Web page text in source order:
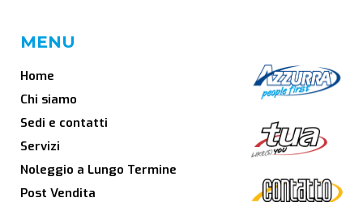
MENU
Home
Chi siamo
Sedi e contatti
Servizi
Noleggio a Lungo Termine
Post Vendita